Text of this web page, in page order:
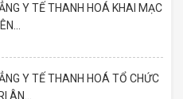
Y TẾ THANH HOÁ KHAI MẠC
Y TẾ THANH HOÁ TỔ CHỨC
ÂN...